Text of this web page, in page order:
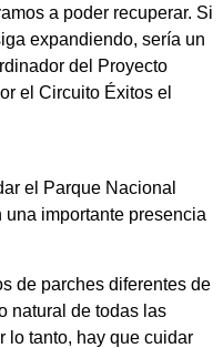
a poder recuperar. Si
expandiendo, sería un
del Proyecto
el Circuito Éxitos el
el Parque Nacional
importante presencia
de parches diferentes de
natural de todas las
lo tanto, hay que cuidar